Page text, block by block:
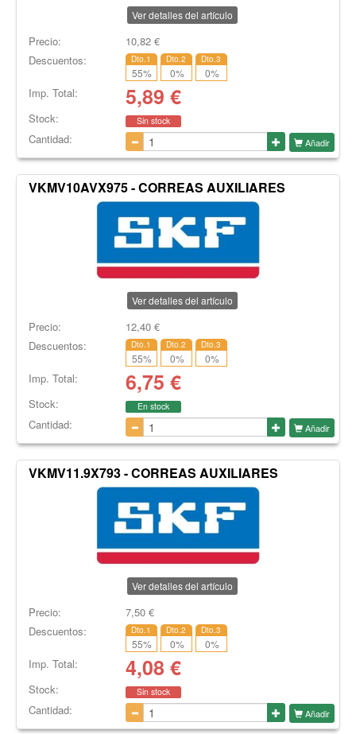
Ver detalles del artículo
Precio: 10,82€
Descuentos:
Dto.1
55%
Dto.2
0%
Dto.3
0%
Imp. Total: 5,89 €
Stock: Sin stock
Cantidad: Añadir
VKMV10AVX975 - CORREAS AUXILIARES
Ver detalles del artículo
Precio: 12,40€
Descuentos:
Dto.1
55%
Dto.2
0%
Dto.3
0%
Imp. Total: 6,75 €
Stock: En stock
Cantidad: Añadir
VKMV11.9X793 - CORREAS AUXILIARES
Ver detalles del artículo
Precio: 7,50€
Descuentos:
Dto.1
55%
Dto.2
0%
Dto.3
0%
Imp. Total: 4,08 €
Stock: Sin stock
Cantidad: Añadir